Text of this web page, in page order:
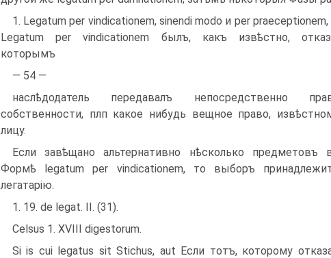
1. Legatum per vindicationem, sinendi modo и per praeceptionem,
Legatum per vindicationem былъ, какъ извѣстно,
которымъ
— 54 —
наслѣдодатель передавалъ непосредственно
собственности, плп какое нибудь вещное право,
лицу.
Если завѣщано альтернативно нѣсколько предметовъ
Формѣ legatum per vindicationem, то выборъ
легатарію.
1. 19. de legat. II. (31).
Celsus 1. XVIII digestorum.
Si is cui legatus sit Stichus, aut Если тотъ, которому